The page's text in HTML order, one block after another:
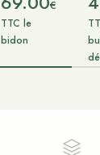
€
TTC le
bidon